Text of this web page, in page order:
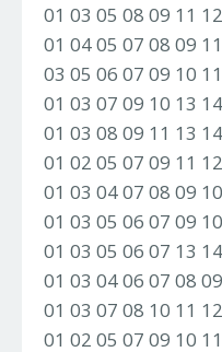
01 03 05 08 09 11
01 04 05 07 08 09
03 05 06 07 09 10
01 03 07 09 10 13
01 03 08 09 11 13
01 02 05 07 09 11
01 03 04 07 08 09
01 03 05 06 07 09
01 03 05 06 07 13
01 03 04 06 07 08
01 03 07 08 10 11
01 02 05 07 09 10